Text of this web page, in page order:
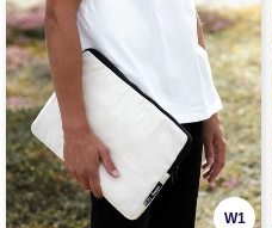
W1